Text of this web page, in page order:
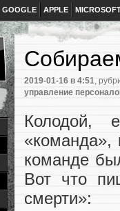
GOOGLE APPLE
2019-01-16 в 4:51,
управление
Колодой,
«команда»,
команде
Вот что
смерти»: